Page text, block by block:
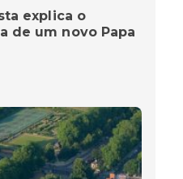
explica o
de um novo Papa